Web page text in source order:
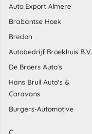
Auto Export Almere
Brabantse Hoek
Bredon
Autobedrijf Broekhuis B.V.
De Broers Auto's
Hans Bruil Auto's &
Caravans
Burgers-Automotive